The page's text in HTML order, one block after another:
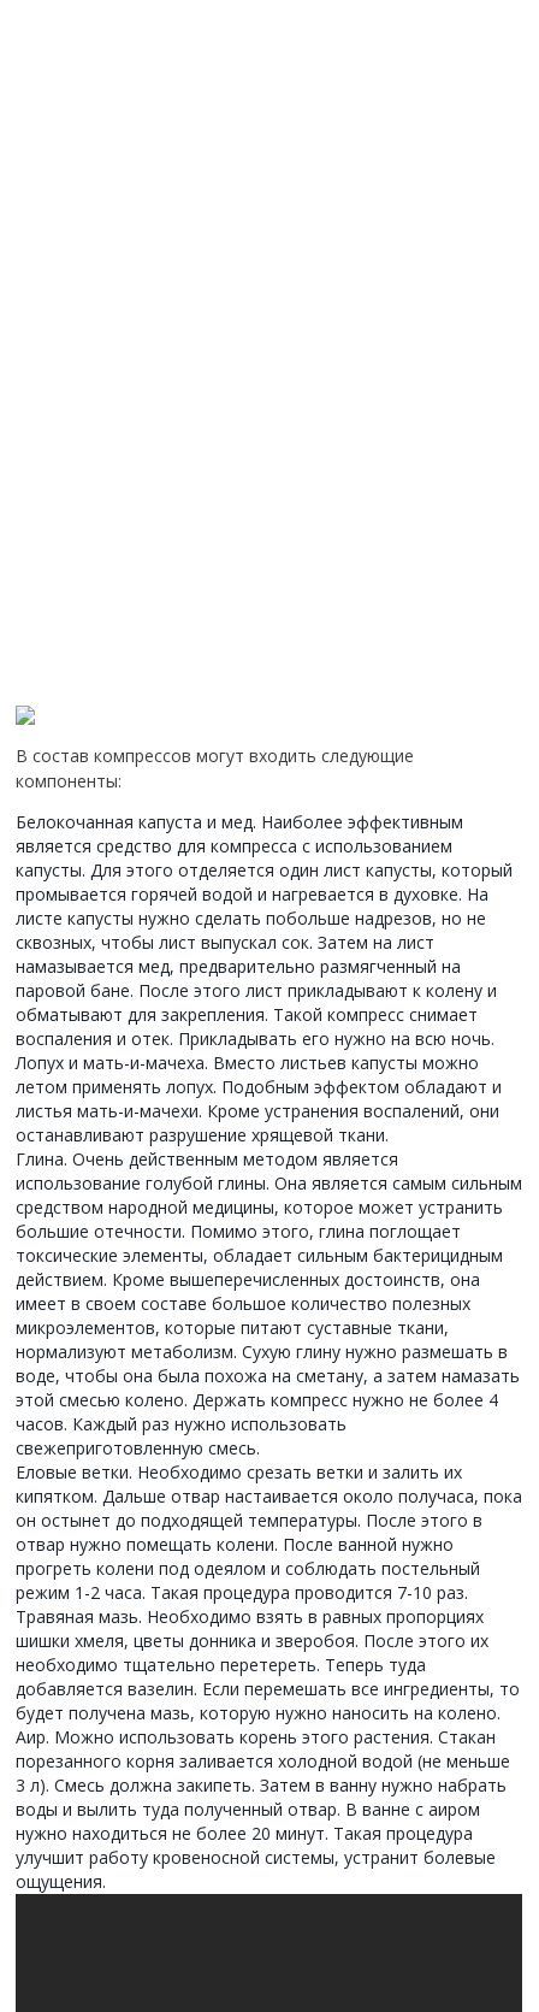
В состав компрессов могут входить следующие
компоненты:
Белокочанная капуста и мед. Наиболее эффективным
является средство для компресса с использованием
капусты. Для этого отделяется один лист капусты, который
промывается горячей водой и нагревается в духовке. На
листе капусты нужно сделать побольше надрезов, но не
сквозных, чтобы лист выпускал сок. Затем на лист
намазывается мед, предварительно размягченный на
паровой бане. После этого лист прикладывают к колену и
обматывают для закрепления. Такой компресс снимает
воспаления и отек. Прикладывать его нужно на всю ночь.
Лопух и мать-и-мачеха. Вместо листьев капусты можно
летом применять лопух. Подобным эффектом обладают и
листья мать-и-мачехи. Кроме устранения воспалений, они
останавливают разрушение хрящевой ткани.
Глина. Очень действенным методом является
использование голубой глины. Она является самым сильным
средством народной медицины, которое может устранить
большие отечности. Помимо этого, глина поглощает
токсические элементы, обладает сильным бактерицидным
действием. Кроме вышеперечисленных достоинств, она
имеет в своем составе большое количество полезных
микроэлементов, которые питают суставные ткани,
нормализуют метаболизм. Сухую глину нужно размешать в
воде, чтобы она была похожа на сметану, а затем намазать
этой смесью колено. Держать компресс нужно не более 4
часов. Каждый раз нужно использовать
свежеприготовленную смесь.
Еловые ветки. Необходимо срезать ветки и залить их
кипятком. Дальше отвар настаивается около получаса, пока
он остынет до подходящей температуры. После этого в
отвар нужно помещать колени. После ванной нужно
прогреть колени под одеялом и соблюдать постельный
режим 1-2 часа. Такая процедура проводится 7-10 раз.
Травяная мазь. Необходимо взять в равных пропорциях
шишки хмеля, цветы донника и зверобоя. После этого их
необходимо тщательно перетереть. Теперь туда
добавляется вазелин. Если перемешать все ингредиенты, то
будет получена мазь, которую нужно наносить на колено.
Аир. Можно использовать корень этого растения. Стакан
порезанного корня заливается холодной водой (не меньше
3 л). Смесь должна закипеть. Затем в ванну нужно набрать
воды и вылить туда полученный отвар. В ванне с аиром
нужно находиться не более 20 минут. Такая процедура
улучшит работу кровеносной системы, устранит болевые
ощущения.